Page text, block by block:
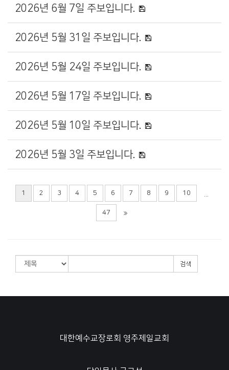
2026년 6월 7일 주보입니다.
2026년 5월 31일 주보입니다.
2026년 5월 24일 주보입니다.
2026년 5월 17일 주보입니다.
2026년 5월 10일 주보입니다.
2026년 5월 3일 주보입니다.
1 2 3 4 5 6 7 8 9 10
47
검색
대한예수교장로회 영주제일교회